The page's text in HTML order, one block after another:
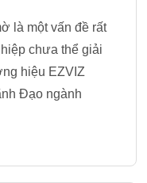
là một vấn đề rất
chưa thể giải
hiệu EZVIZ
Đạo ngành